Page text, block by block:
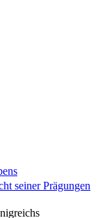
seiner Prägungen